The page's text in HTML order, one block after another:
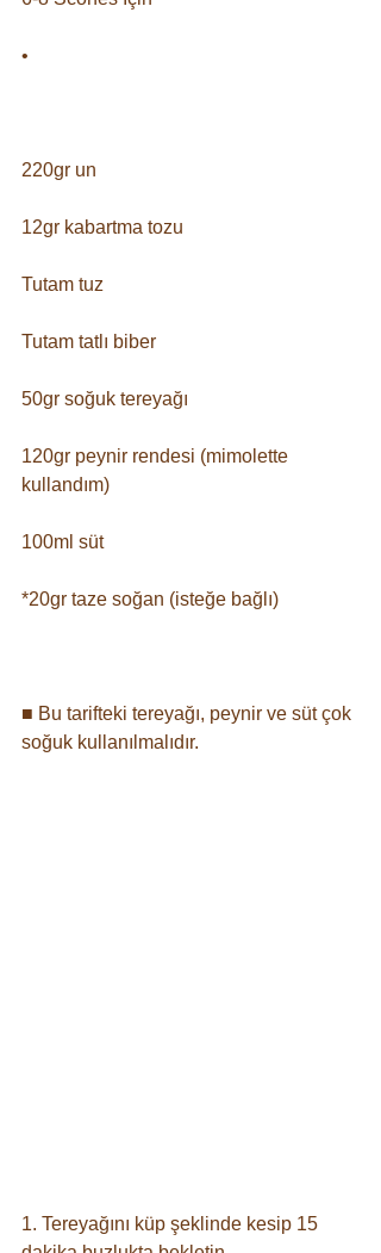
• ⠀
220gr un⠀
12gr kabartma tozu⠀
Tutam tuz⠀
Tutam tatlı biber⠀
50gr soğuk tereyağı⠀
120gr peynir rendesi (mimolette
kullandım)⠀
100ml süt⠀
*20gr taze soğan (isteğe bağlı)
■ Bu tarifteki tereyağı, peynir ve süt çok
soğuk kullanılmalıdır. ⠀
1. Tereyağını küp şeklinde kesip 15